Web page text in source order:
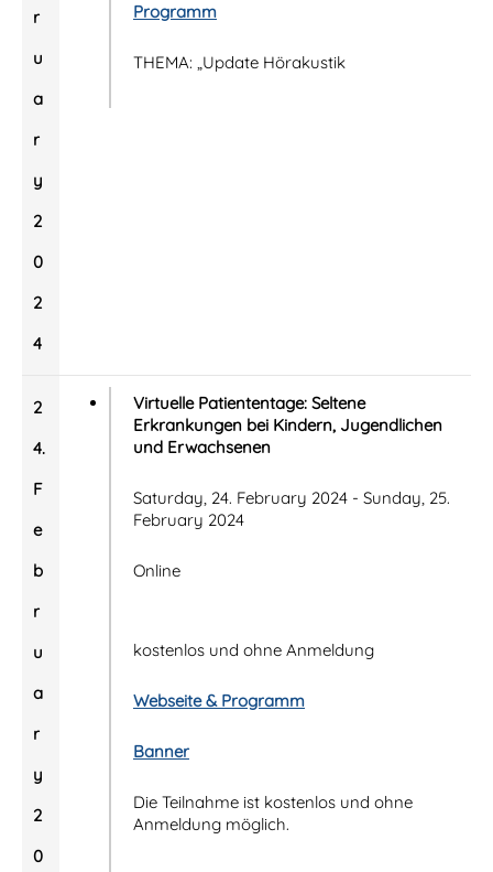
r
u
a
r
y
2
0
2
4
Programm
THEMA: „Update Hörakustik
2
4.
F
e
b
r
u
a
r
y
2
0
Virtuelle Patiententage: Seltene
Erkrankungen bei Kindern, Jugendlichen
und Erwachsenen
Saturday, 24. February 2024 - Sunday, 25.
February 2024
Online
kostenlos und ohne Anmeldung
Webseite & Programm
Banner
Die Teilnahme ist kostenlos und ohne
Anmeldung möglich.